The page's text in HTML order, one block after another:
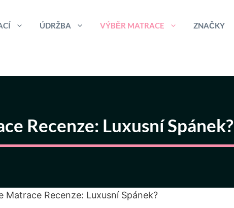
ÚDRŽBA VÝBĚR MATRACE ZNAČKY
Recenze: Luxusní Spánek?
Matrace Recenze: Luxusní Spánek?